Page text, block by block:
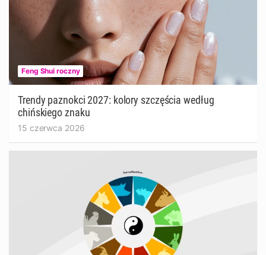
Feng Shui roczny
Trendy paznokci 2027: kolory szczęścia według
chińskiego znaku
15 czerwca 2026